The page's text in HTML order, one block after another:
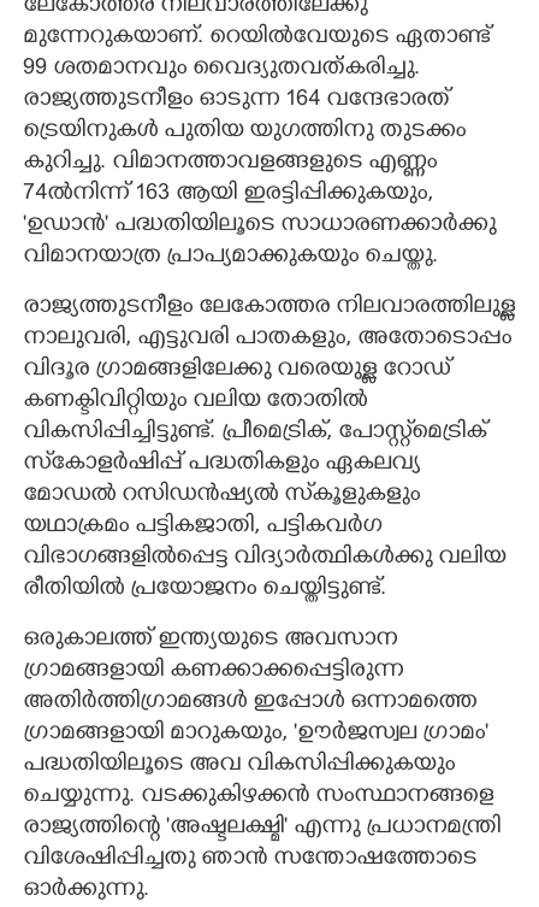
ലേകോത്തര നിലവാരത്തിലേക്കു
മുന്നേറുകയാണ്. റെയിൽവേയുടെ ഏതാണ്ട്
99 ശതമാനവും വൈദ്യുതവത്കരിച്ചു.
രാജ്യത്തുടനീളം ഓടുന്ന 164 വന്ദേഭാരത്
ട്രെയിനുകൾ പുതിയ യുഗത്തിനു തുടക്കം
കുറിച്ചു. വിമാനത്താവളങ്ങളുടെ എണ്ണം
74ൽനിന്ന് 163 ആയി ഇരട്ടിപ്പിക്കുകയും,
'ഉഡാൻ' പദ്ധതിയിലൂടെ സാധാരണക്കാർക്കു
വിമാനയാത്ര പ്രാപ്യമാക്കുകയും ചെയ്തു.
രാജ്യത്തുടനീളം ലേകോത്തര നിലവാരത്തിലുള്ള
നാലുവരി, എട്ടുവരി പാതകളും, അതോടൊപ്പം
വിദൂര ഗ്രാമങ്ങളിലേക്കു വരെയുള്ള റോഡ്
കണക്ടിവിറ്റിയും വലിയ തോതിൽ
വികസിപ്പിച്ചിട്ടുണ്ട്. പ്രീമെട്രിക്, പോസ്റ്റ്‌മെട്രിക്
സ്‌കോളർഷിപ്പ് പദ്ധതികളും ഏകലവ്യ
മോഡൽ റസിഡൻഷ്യൽ സ്‌കൂളുകളും
യഥാക്രമം പട്ടികജാതി, പട്ടികവർഗ
വിഭാഗങ്ങളിൽപ്പെട്ട വിദ്യാർത്ഥികൾക്കു വലിയ
രീതിയിൽ പ്രയോജനം ചെയ്തിട്ടുണ്ട്.
ഒരുകാലത്ത് ഇന്ത്യയുടെ അവസാന
ഗ്രാമങ്ങളായി കണക്കാക്കപ്പെട്ടിരുന്ന
അതിർത്തിഗ്രാമങ്ങൾ ഇപ്പോൾ ഒന്നാമത്തെ
ഗ്രാമങ്ങളായി മാറുകയും, 'ഊർജസ്വല ഗ്രാമം'
പദ്ധതിയിലൂടെ അവ വികസിപ്പിക്കുകയും
ചെയ്യുന്നു. വടക്കുകിഴക്കൻ സംസ്ഥാനങ്ങളെ
രാജ്യത്തിന്റെ 'അഷ്ടലക്ഷ്മി' എന്നു പ്രധാനമന്ത്രി
വിശേഷിപ്പിച്ചതു ഞാൻ സന്തോഷത്തോടെ
ഓർക്കുന്നു.